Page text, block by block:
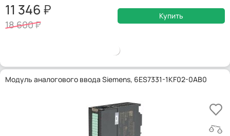
11 346
18 600
Купить
Модуль аналогового ввода Siemens, 6ES7331-1KF02-0AB0